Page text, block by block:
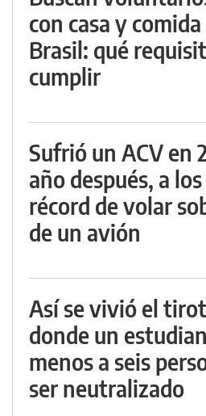
con casa y
Brasil: qué
cumplir
Sufrió un ACV en
año después, a
récord de volar
de un avión
Así se vivió el
donde un
menos a seis
ser neutralizado